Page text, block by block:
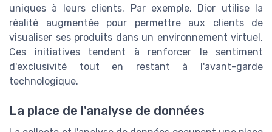
uniques à leurs clients. Par exemple, Dior utilise la
réalité augmentée pour permettre aux clients de
visualiser ses produits dans un environnement virtuel.
Ces initiatives tendent à renforcer le sentiment
d'exclusivité tout en restant à l'avant-garde
technologique.
La place de l'analyse de données